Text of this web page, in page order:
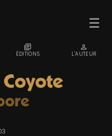
☰
LIBRARY_BOOKS
ÉDITIONS
PERSON
L'AUTEUR